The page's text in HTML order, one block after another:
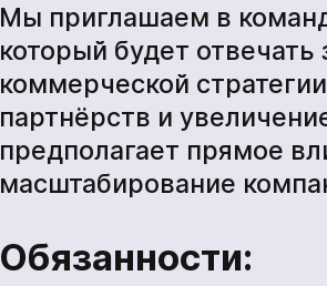
Мы приглашаем в
который будет
коммерческой
партнёрств и
предполагает прямое
масштабирование
Обязанности: